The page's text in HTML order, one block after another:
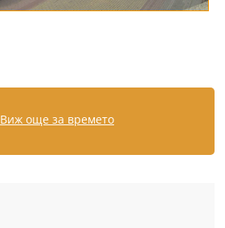
Виж още за времето